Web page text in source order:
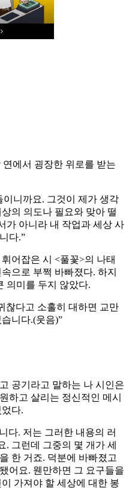
에서 굉장한 위로를 받는
니까요. 그것이 제가 생각
의 의도나 필요와 맞아 떨
가 아니라 내 작업과 세상 사
다.”
어잡은 시 <풀꽃>의 나태
으로 부쩍 바빠졌다. 하지
의미를 두지 않았다.
찮다고 소홀히 대하면 교만
니다.(웃음)”
공기라고 말하는 나 시인은
하고 살리는 정신적인 메시
다.
다. 저는 그러한 내용의 러
. 그런데 그중의 몇 개가 세
한 거죠. 덕분에 바빠졌고
어요. 웬만하면 그 요구들을
가져야 할 세상에 대한 봉